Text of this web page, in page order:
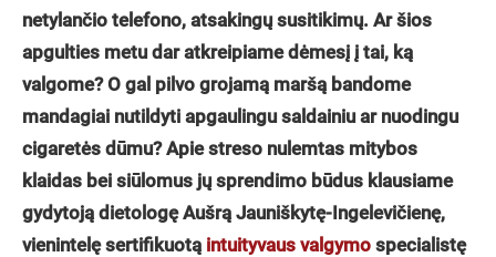
netylančio telefono, atsakingų susitikimų. Ar šios
apgulties metu dar atkreipiame dėmesį į tai, ką
valgome? O gal pilvo grojamą maršą bandome
mandagiai nutildyti apgaulingu saldainiu ar nuodingu
cigaretės dūmu? Apie streso nulemtas mitybos
klaidas bei siūlomus jų sprendimo būdus klausiame
gydytoją dietologę Aušrą Jauniškytę-Ingelevičienę,
vienintelę sertifikuotą intuityvaus valgymo specialistę